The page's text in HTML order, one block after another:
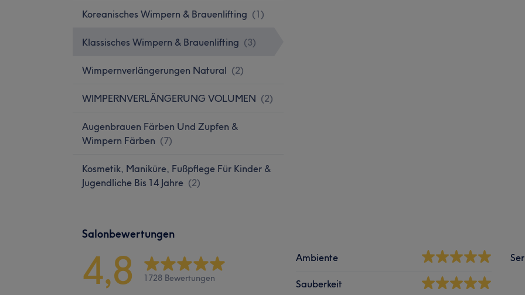
Koreanisches Wimpern & Brauenlifting (1)
Klassisches Wimpern & Brauenlifting (3)
Wimpernverlängerungen Natural (2)
WIMPERNVERLÄNGERUNG VOLUMEN (2)
Augenbrauen Färben Und Zupfen &
Wimpern Färben (7)
Kosmetik, Maniküre, Fußpflege Für Kinder &
Jugendliche Bis 14 Jahre (2)
Salonbewertungen
4,8 1728 Bewertungen
Ambiente
Sauberkeit